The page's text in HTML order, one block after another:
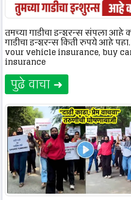
तुमच्या गाडीचा इन्शुरन्स संपला आहे
गाडीचा इन्शुरन्स किती रुपये आहे
your vehicle insurance, buy
insurance
पुढे वाचा ➜